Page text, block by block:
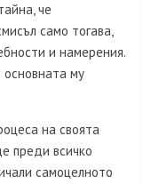
че
само тогава,
и намерения.
основната му
на своята
преди всичко
самоцелното